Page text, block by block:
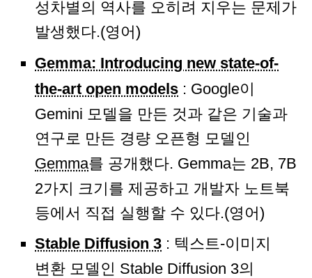
성차별의 역사를 오히려 지우는 문제가
발생했다.(영어)
Gemma: Introducing new state-of-
the-art open models : Google이
Gemini 모델을 만든 것과 같은 기술과
연구로 만든 경량 오픈형 모델인
Gemma를 공개했다. Gemma는 2B, 7B
2가지 크기를 제공하고 개발자 노트북
등에서 직접 실행할 수 있다.(영어)
Stable Diffusion 3 : 텍스트-이미지
변환 모델인 Stable Diffusion 3의